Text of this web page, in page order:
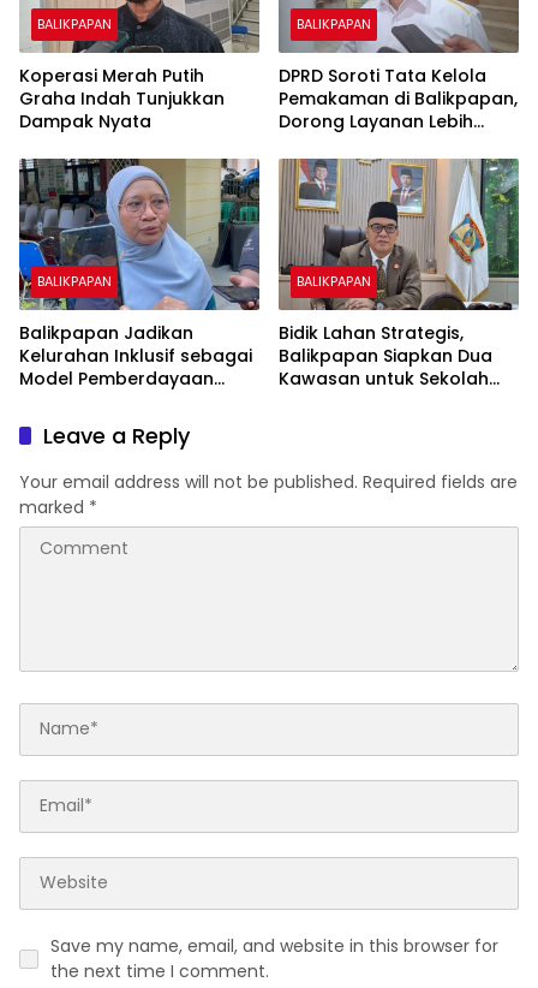
BALIKPAPAN
Koperasi Merah Putih
Graha Indah Tunjukkan
Dampak Nyata
BALIKPAPAN
DPRD Soroti Tata Kelola
Pemakaman di Balikpapan,
Dorong Layanan Lebih
Biaya Warga
BALIKPAPAN
Balikpapan Jadikan
Kelurahan Inklusif sebagai
Model Pemberdayaan
BALIKPAPAN
Bidik Lahan Strategis,
Balikpapan Siapkan Dua
Kawasan untuk Sekolah
Leave a Reply
Your email address will not be published. Required fields are
marked *
Save my name, email, and website in this browser for
the next time I comment.